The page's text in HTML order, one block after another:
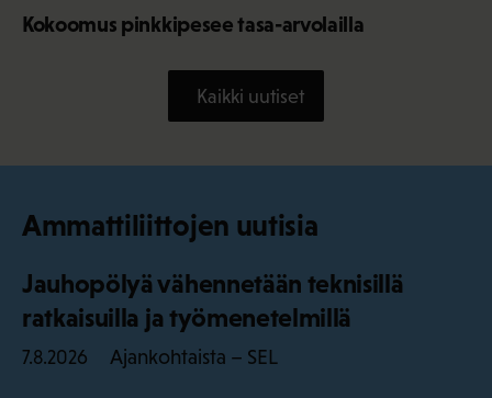
Kokoomus pinkkipesee tasa-arvolailla
Kaikki uutiset
Ammattiliittojen uutisia
Jauhopölyä vähennetään teknisillä
ratkaisuilla ja työmenetelmillä
7.8.2026 Ajankohtaista – SEL